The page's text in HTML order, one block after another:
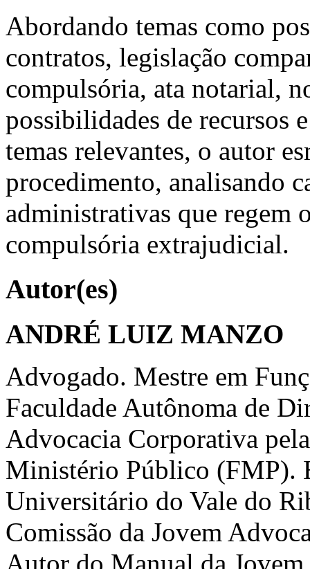
Abordando temas como
contratos, legislação
compulsória, ata notarial,
possibilidades de recursos
temas relevantes, o autor
procedimento, analisando
administrativas que regem
compulsória extrajudicial.
Autor(es)
ANDRÉ LUIZ MANZO
Advogado. Mestre em
Faculdade Autônoma de
Advocacia Corporativa
Ministério Público (FMP).
Universitário do Vale do
Comissão da Jovem
Autor do Manual da